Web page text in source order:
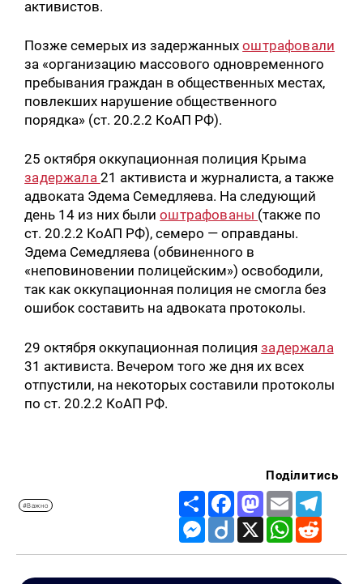
активистов.
Позже семерых из задержанныхоштрафовали
за «организацию массового одновременного
пребывания граждан в общественных местах,
повлекших нарушение общественного
порядка» (ст. 20.2.2 КоАП РФ).
25 октября оккупационная полиция Крыма
задержала 21 активиста и журналиста, а также
адвоката Эдема Семедляева. На следующий
день 14 из них былиоштрафованы (также по
ст. 20.2.2 КоАП РФ), семеро — оправданы.
Эдема Семедляева (обвиненного в
«неповиновении полицейским») освободили,
так как оккупационная полиция не смогла без
ошибок составить на адвоката протоколы.
29 октября оккупационная полициязадержала
31 активиста. Вечером того же дня их всех
отпустили, на некоторых составили протоколы
по ст. 20.2.2 КоАП РФ.
#Важно
Поділитись
Share FacebookMastodon
Email
Messenger
Diigo X WhatsApp